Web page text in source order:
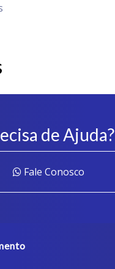
de Ajuda?
Fale Conosco